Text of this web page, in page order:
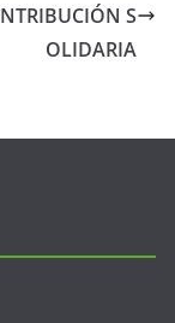
S
OLIDARIA